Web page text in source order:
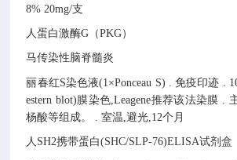
8% 20mg/支
人蛋白激酶G（PKG）
马传染性脑脊髓炎
丽春红S染色液(1×Ponceau S) . 免疫印迹 .
estern blot)膜染色,Leagene推荐该法染膜 .
杨酸等组成。
. 室温,避光,12个月
人SH2携带蛋白(SHC/SLP-76)ELISA试剂盒